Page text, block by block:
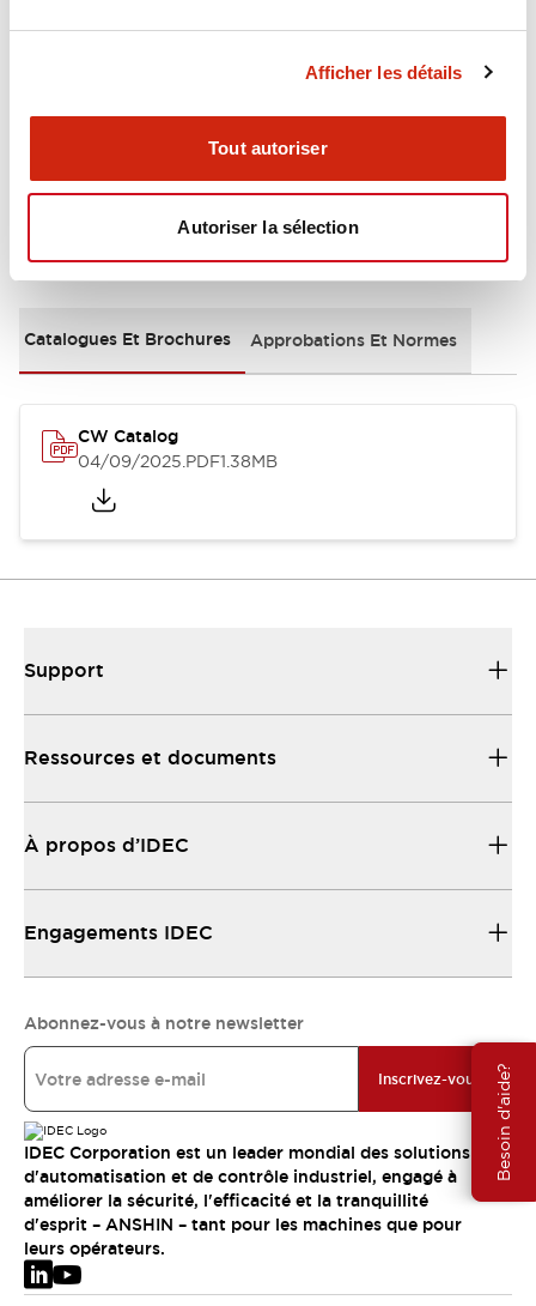
Afficher les détails
Tout autoriser
Autoriser la sélection
Besoin d'aide?
Mounting and Installation Specifications
Documents et fichiers
Catalogues Et Brochures Approbations Et Normes
CW Catalog
04/09/2025.PDF1.38MB
Support
Ressources et documents
À propos d’IDEC
Engagements IDEC
Abonnez-vous à notre newsletter
Inscrivez-vous
IDEC Corporation est un leader mondial des solutions
d'automatisation et de contrôle industriel, engagé à
améliorer la sécurité, l'efficacité et la tranquillité
d'esprit – ANSHIN – tant pour les machines que pour
leurs opérateurs.